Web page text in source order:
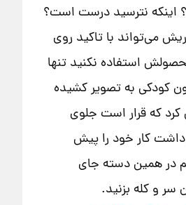
اینکه نترسید درست است؟
می‌تواند با تاکید روی
استفاده نکنید تنها
کودکی به تصویر کشیده
که قرار است جلوی
داشت کار خود را پیش
در همین دسته جای
سر و کله بزنید.